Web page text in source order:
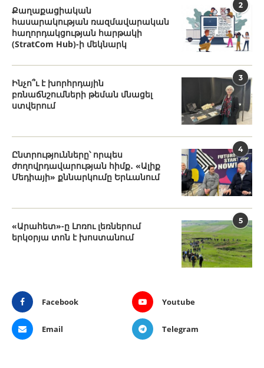
2
Քաղաքացիական
հասարակության ռազմավարական
հաղորդակցության հարթակի
(StratCom Hub)-ի մեկնարկ
3
Ինչո՞ւ է խորհրդային
բռնաճնշումների թեման մնացել
ստվերում
4
Ընտրությունները՝ որպես
ժողովրդավարության հիմք․ «Ալիք
Մեդիայի» քննարկումը Երևանում
5
«Արահետ»-ը Լոռու լեռներում
երկօրյա տոն է խոստանում
Facebook Youtube
Email Telegram